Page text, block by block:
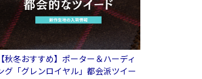
【秋冬おすすめ】ポーター＆ハーディ
グ「グレンロイヤル」都会派ツイー